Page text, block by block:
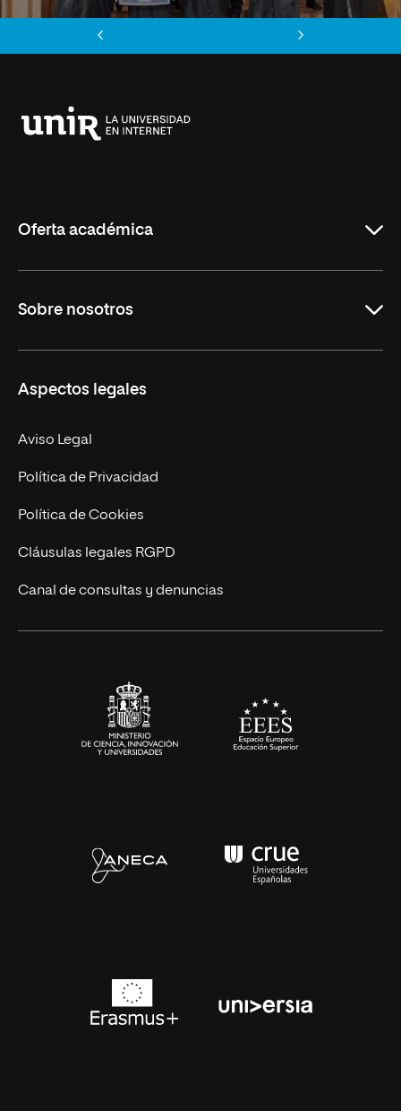
Oferta académica
Másteres Oficiales
Doctorados
Experto Universitario
Postgrados
Cursos Universitarios
Sobre nosotros
Facultades
Nuestro Equipo
Trabaja en UNIR
Actualidad
UNIR Revista
Eventos
Aspectos legales
Aviso Legal
Política de Privacidad
Política de Cookies
Cláusulas legales RGPD
Canal de consultas y denuncias